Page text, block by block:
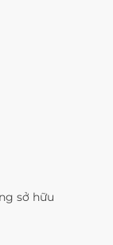
sở hữu